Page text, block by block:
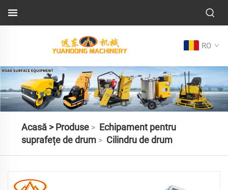
RO
Acasă > Produse> Echipament pentru
suprafețe de drum> Cilindru de drum